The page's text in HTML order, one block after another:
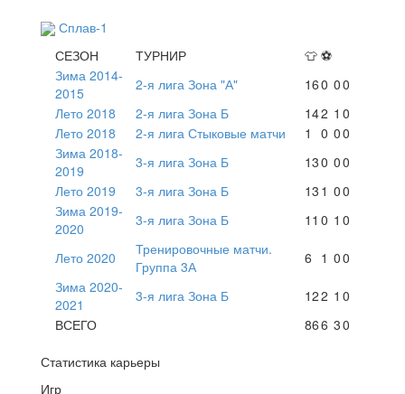
Сплав-1
СЕЗОН
ТУРНИР 👕 ⚽
Зима 2014-
2015
2-я лига Зона "А" 160 00
Лето 2018
2-я лига Зона Б 142 1 0
Лето 2018
2-я лига Стыковые матчи 1 0 00
Зима 2018-
2019
3-я лига Зона Б 130 00
Лето 2019
3-я лига Зона Б 13 1 00
Зима 2019-
2020
3-я лига Зона Б 11 0 1 0
Лето 2020
Тренировочные матчи.
Группа 3А
6 1 00
Зима 2020-
2021
3-я лига Зона Б 122 1 0
ВСЕГО
866 30
Статистика карьеры
Игр